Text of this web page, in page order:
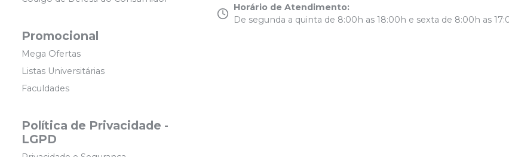
Promocional
Mega Ofertas
Listas Universitárias
Faculdades
Política de Privacidade -
LGPD
Horário de Atendimento:
De segunda a quinta de 8:00h as 18:00h e sexta de 8:00h as